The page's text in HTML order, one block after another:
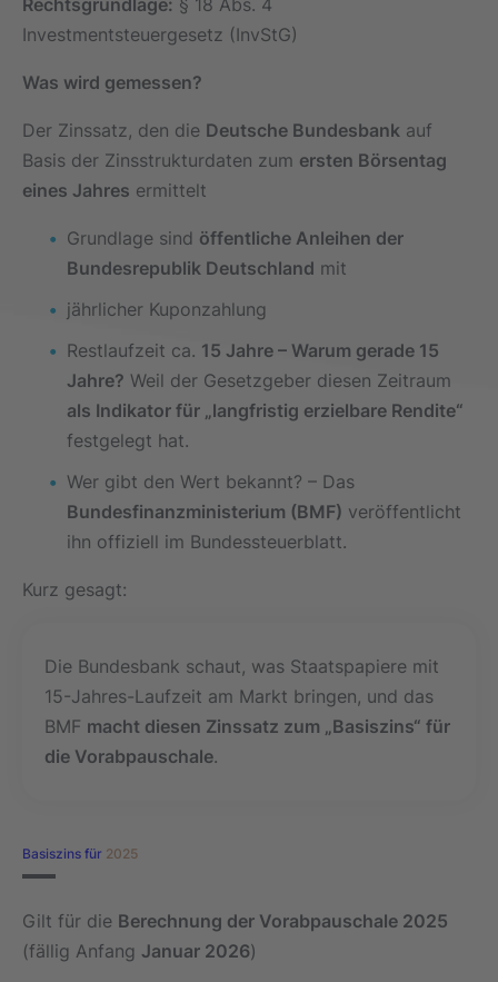
Investmentsteuergesetz (InvStG)
Was wird gemessen?
Der Zinssatz, den die Deutsche Bundesbank auf
Basis der Zinsstrukturdaten zum ersten Börsentag
eines Jahres ermittelt
Grundlage sind öffentliche Anleihen der
Bundesrepublik Deutschland mit
jährlicher Kuponzahlung
Restlaufzeit ca. 15 Jahre – Warum gerade 15
Jahre? Weil der Gesetzgeber diesen Zeitraum
als Indikator für „langfristig erzielbare Rendite“
festgelegt hat.
Wer gibt den Wert bekannt? – Das
Bundesfinanzministerium (BMF) veröffentlicht
ihn offiziell im Bundessteuerblatt.
Kurz gesagt:
Die Bundesbank schaut, was Staatspapiere mit
15-Jahres-Laufzeit am Markt bringen, und das
BMF macht diesen Zinssatz zum „Basiszins“ für
die Vorabpauschale.
Basiszins für 2025
Gilt für die Berechnung der Vorabpauschale 2025
(fällig Anfang Januar 2026)